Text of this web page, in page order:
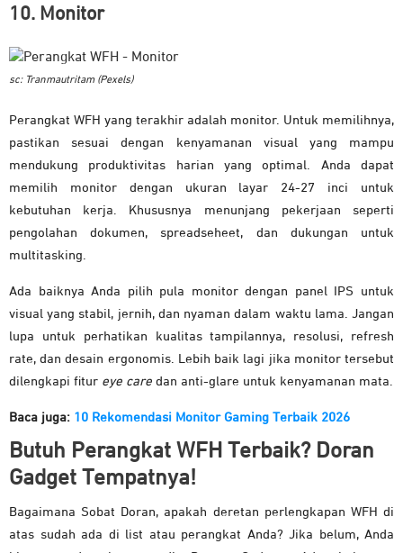
10. Monitor
sc: Tranmautritam (Pexels)
Perangkat WFH yang terakhir adalah monitor. Untuk memilihnya,
pastikan sesuai dengan kenyamanan visual yang mampu
mendukung produktivitas harian yang optimal. Anda dapat
memilih monitor dengan ukuran layar 24-27 inci untuk
kebutuhan kerja. Khususnya menunjang pekerjaan seperti
pengolahan dokumen, spreadseheet, dan dukungan untuk
multitasking.
Ada baiknya Anda pilih pula monitor dengan panel IPS untuk
visual yang stabil, jernih, dan nyaman dalam waktu lama. Jangan
lupa untuk perhatikan kualitas tampilannya, resolusi, refresh
rate, dan desain ergonomis. Lebih baik lagi jika monitor tersebut
dilengkapi fitur eye care dan anti-glare untuk kenyamanan mata.
Baca juga: 10 Rekomendasi Monitor Gaming Terbaik 2026
Butuh Perangkat WFH Terbaik? Doran
Gadget Tempatnya!
Bagaimana Sobat Doran, apakah deretan perlengkapan WFH di
atas sudah ada di list atau perangkat Anda? Jika belum, Anda